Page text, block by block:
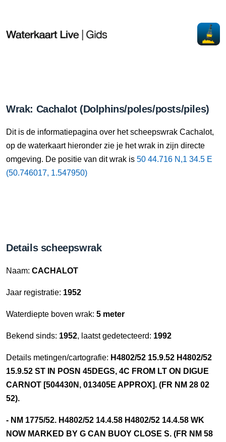
Wrak: Cachalot (Dolphins/poles/posts/piles)
Dit is de informatiepagina over het scheepswrak Cachalot,
op de waterkaart hieronder zie je het wrak in zijn directe
omgeving. De positie van dit wrak is 50 44.716 N,1 34.5 E
(50.746017, 1.547950)
Details scheepswrak
Naam: CACHALOT
Jaar registratie: 1952
Waterdiepte boven wrak: 5 meter
Bekend sinds: 1952, laatst gedetecteerd: 1992
Details metingen/cartografie: H4802/52 15.9.52 H4802/52
15.9.52 ST IN POSN 45DEGS, 4C FROM LT ON DIGUE
CARNOT [504430N, 013405E APPROX]. (FR NM 28 02
52).
- NM 1775/52. H4802/52 14.4.58 H4802/52 14.4.58 WK
NOW MARKED BY G CAN BUOY CLOSE S. (FR NM 58